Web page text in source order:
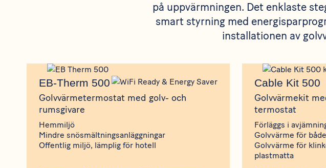
på uppvärmningen. Det enklaste
smart styrning med
installationen av
Produkt
EB-Therm 500
Golvvärmetermostat med golv- och
rumsgivare
Hemmiljö
Mindre snösmältningsanläggningar
Offentlig miljö, lämplig för hotell
EB-Therm 500 Produkt
Cable Kit 500
Golvvärmekit
termostat
Förläggs i
Golvvärme för
Golvvärme för
plastmatta
Cable Kit 500